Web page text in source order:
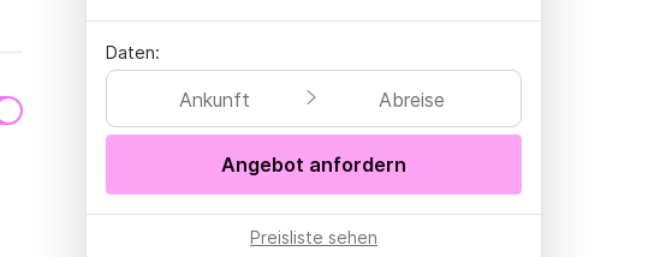
Daten:
Ankunft Abreise
Angebot anfordern
Preisliste sehen